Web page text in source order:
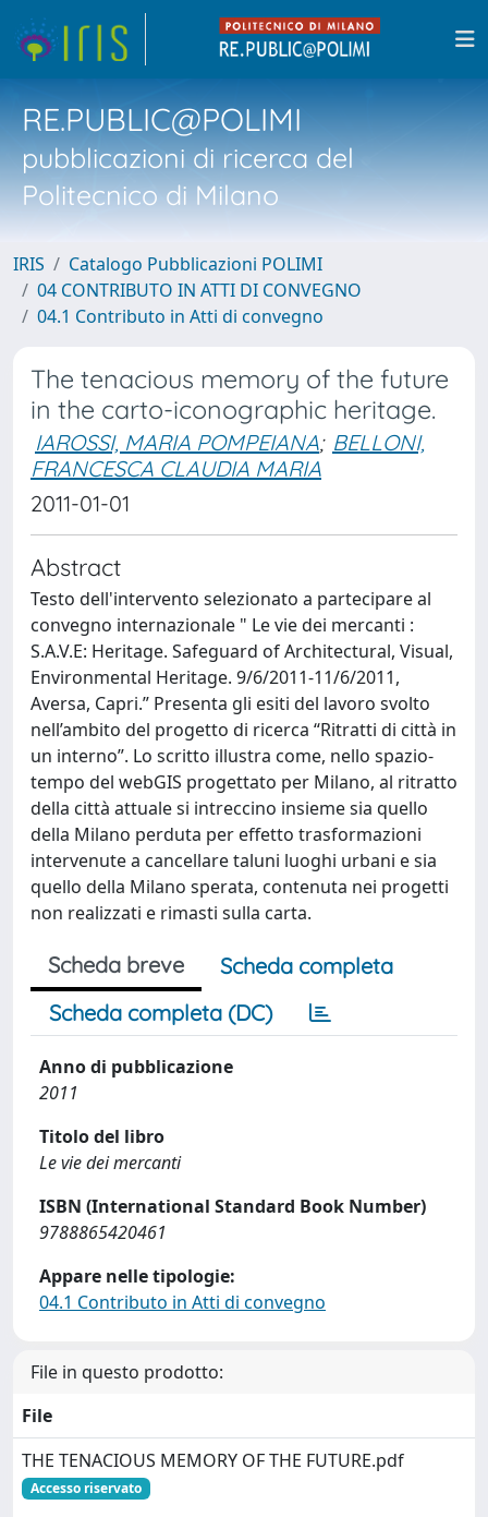
RE.PUBLIC@POLIMI
pubblicazioni di ricerca del
Politecnico di Milano
IRIS
Catalogo Pubblicazioni POLIMI
04 CONTRIBUTO IN ATTI DI CONVEGNO
04.1 Contributo in Atti di convegno
The tenacious memory of the future
in the carto-iconographic heritage.
IAROSSI, MARIA POMPEIANA; BELLONI,
FRANCESCA CLAUDIA MARIA
2011-01-01
Abstract
Testo dell'intervento selezionato a partecipare al
convegno internazionale " Le vie dei mercanti :
S.A.V.E: Heritage. Safeguard of Architectural, Visual,
Environmental Heritage. 9/6/2011-11/6/2011,
Aversa, Capri.” Presenta gli esiti del lavoro svolto
nell’ambito del progetto di ricerca “Ritratti di città in
un interno”. Lo scritto illustra come, nello spazio-
tempo del webGIS progettato per Milano, al ritratto
della città attuale si intreccino insieme sia quello
della Milano perduta per effetto trasformazioni
intervenute a cancellare taluni luoghi urbani e sia
quello della Milano sperata, contenuta nei progetti
non realizzati e rimasti sulla carta.
Scheda breve
Scheda completa
Scheda completa (DC)
Anno di pubblicazione
2011
Titolo del libro
Le vie dei mercanti
ISBN (International Standard Book Number)
9788865420461
Appare nelle tipologie:
04.1 Contributo in Atti di convegno
File in questo prodotto:
File
THE TENACIOUS MEMORY OF THE FUTURE.pdf
Accesso riservato